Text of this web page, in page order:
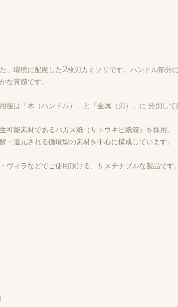
、環境に配慮した2枚刃カミソリです。ハンドル部分
な質感です。
後は「木（ハンドル）」と「金属（刃）」に 分別して
可能素材であるバガス紙（サトウキビ紙箱）を採用。
・還元される循環型の素材を中心に構成しています。
ヴィラなどでご使用頂ける、サステナブルな製品です。